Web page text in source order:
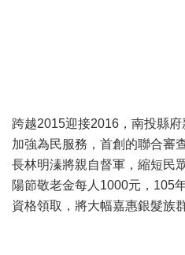
跨越2015迎接2016，南投縣府
加強為民服務，首創的聯合審
長林明溱將親自督軍，縮短民
陽節敬老金每人1000元，105
資格領取，將大幅嘉惠銀髮族群